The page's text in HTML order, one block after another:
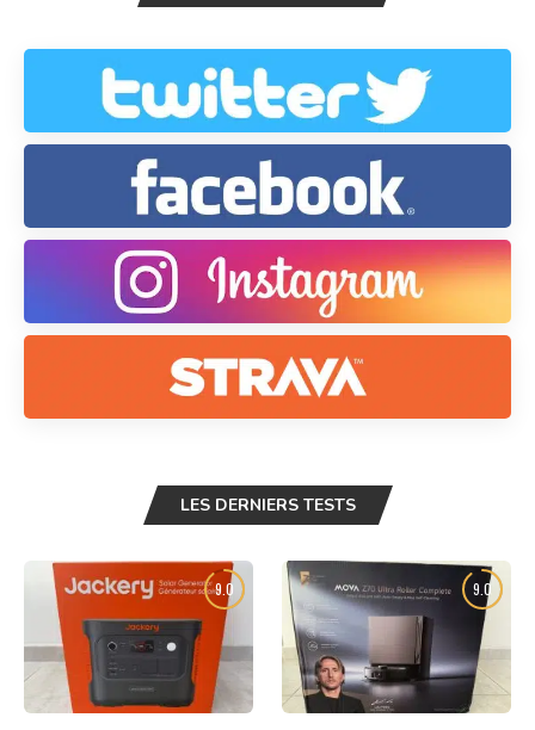
LES DERNIERS TESTS
9.0 9.0